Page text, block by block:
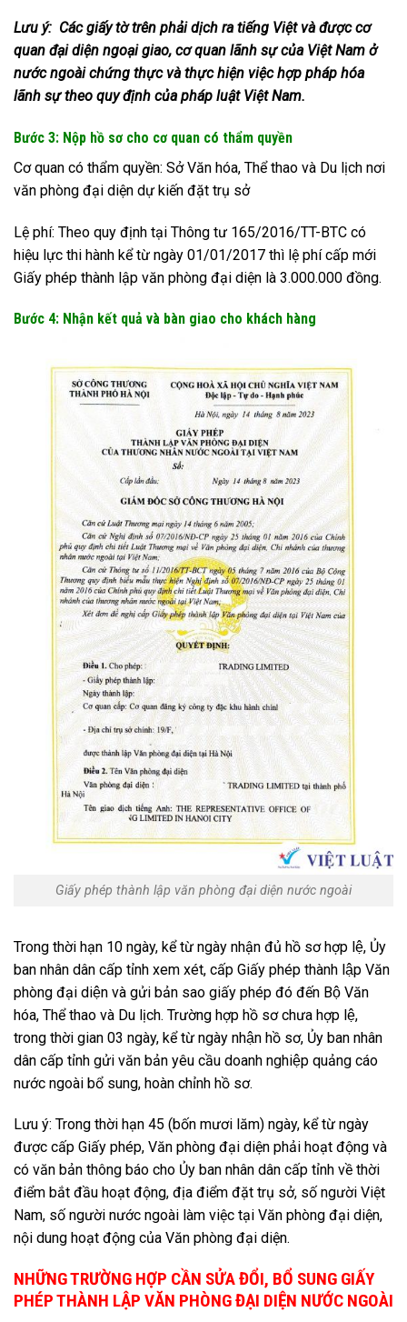
Lưu ý: Các giấy tờ trên phải dịch ra tiếng Việt và được cơ
quan đại diện ngoại giao, cơ quan lãnh sự của Việt Nam ở
nước ngoài chứng thực và thực hiện việc hợp pháp hóa
lãnh sự theo quy định của pháp luật Việt Nam.
Bước 3: Nộp hồ sơ cho cơ quan có thẩm quyền
Cơ quan có thẩm quyền: Sở Văn hóa, Thể thao và Du lịch nơi
văn phòng đại diện dự kiến đặt trụ sở
Lệ phí: Theo quy định tại Thông tư 165/2016/TT-BTC có
hiệu lực thi hành kể từ ngày 01/01/2017 thì lệ phí cấp mới
Giấy phép thành lập văn phòng đại diện là 3.000.000 đồng.
Bước 4: Nhận kết quả và bàn giao cho khách hàng
Giấy phép thành lập văn phòng đại diện nước ngoài
Trong thời hạn 10 ngày, kể từ ngày nhận đủ hồ sơ hợp lệ, Ủy
ban nhân dân cấp tỉnh xem xét, cấp Giấy phép thành lập Văn
phòng đại diện và gửi bản sao giấy phép đó đến Bộ Văn
hóa, Thể thao và Du lịch. Trường hợp hồ sơ chưa hợp lệ,
trong thời gian 03 ngày, kể từ ngày nhận hồ sơ, Ủy ban nhân
dân cấp tỉnh gửi văn bản yêu cầu doanh nghiệp quảng cáo
nước ngoài bổ sung, hoàn chỉnh hồ sơ.
Lưu ý: Trong thời hạn 45 (bốn mươi lăm) ngày, kể từ ngày
được cấp Giấy phép, Văn phòng đại diện phải hoạt động và
có văn bản thông báo cho Ủy ban nhân dân cấp tỉnh về thời
điểm bắt đầu hoạt động, địa điểm đặt trụ sở, số người Việt
Nam, số người nước ngoài làm việc tại Văn phòng đại diện,
nội dung hoạt động của Văn phòng đại diện.
NHỮNG TRƯỜNG HỢP CẦN SỬA ĐỔI, BỔ SUNG GIẤY
PHÉP THÀNH LẬP VĂN PHÒNG ĐẠI DIỆN NƯỚC NGOÀI